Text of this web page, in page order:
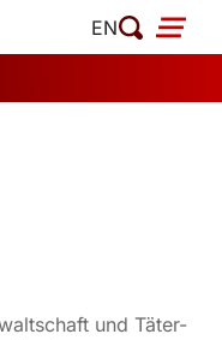
EN
und Täter-